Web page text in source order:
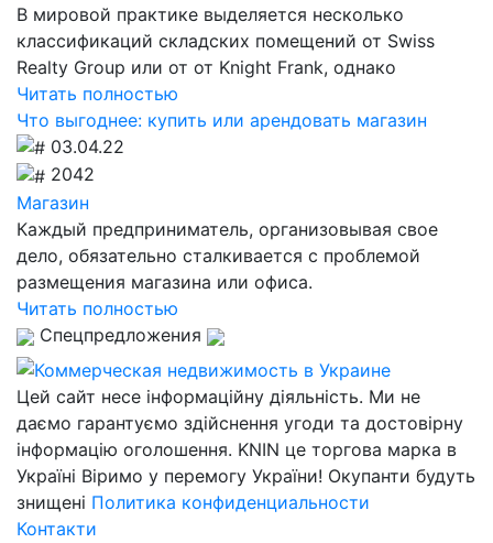
В мировой практике выделяется несколько
классификаций складских помещений от Swiss
Realty Group или от от Knight Frank, однако
Читать полностью
Что выгоднее: купить или арендовать магазин
03.04.22
2042
Магазин
Каждый предприниматель, организовывая свое
дело, обязательно сталкивается с проблемой
размещения магазина или офиса.
Читать полностью
Спецпредложения
Цей сайт несе інформаційну діяльність. Ми не
даємо гарантуємо здійснення угоди та достовірну
інформацію оголошення. KNIN це торгова марка в
Україні Віримо у перемогу України! Окупанти будуть
знищені Политика конфиденциальности
Контакти